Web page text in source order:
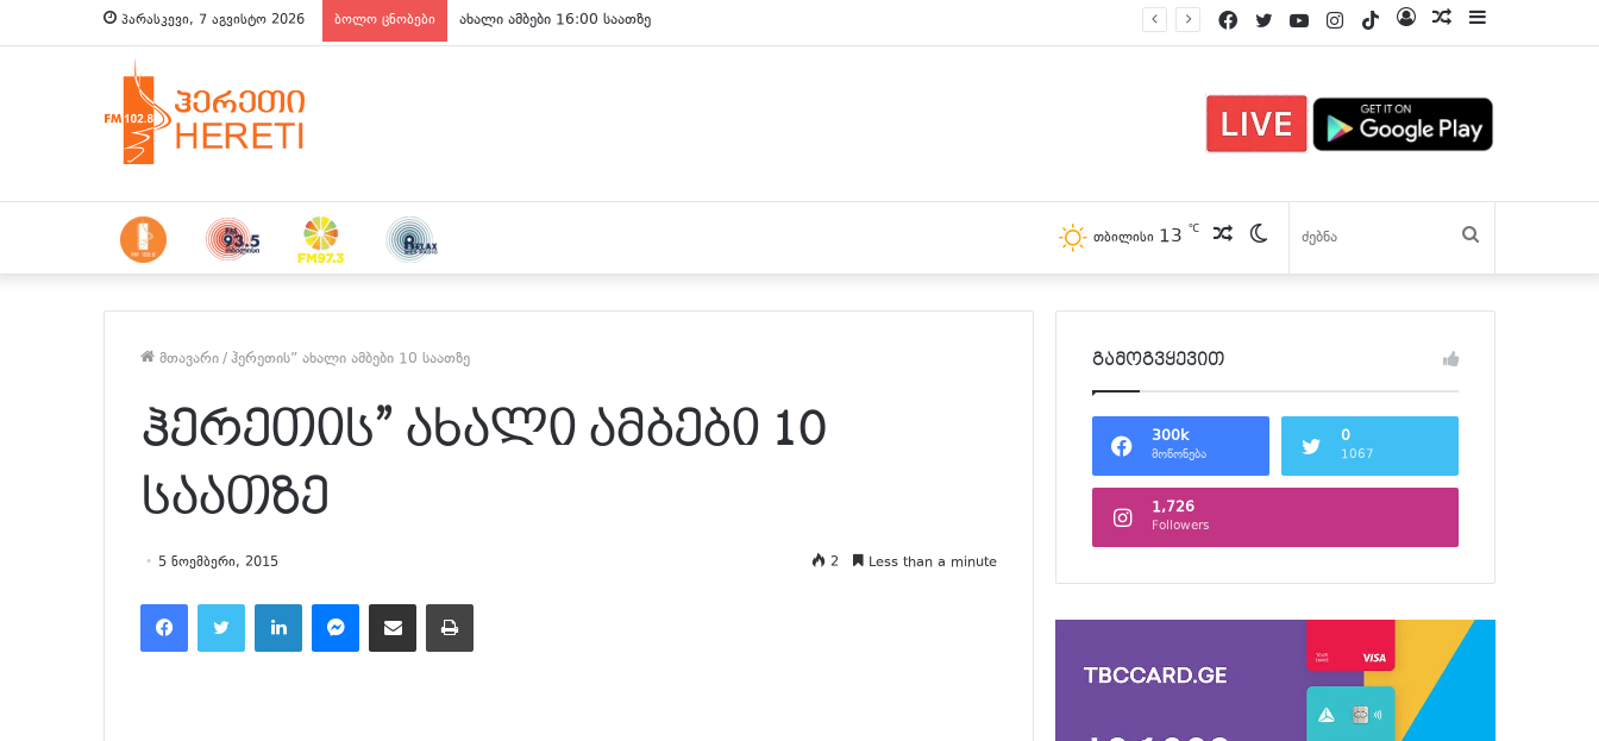
პარასკევი, 7 აგვისტო 2026 ბოლო ცნობები ახალი ამბები 16:00 საათზე პოსტები
Log
TikTok
Instagram
YouTube
Twitter
Facebook
Switch
skin
პოსტები
თბილისი 13 ℃
მთავარი/ჰერეთის” ახალი ამბები 10 საათზე
ჰერეთის” ახალი ამბები 10
საათზე
5 ნოემბერი, 2015 2 Less than a minute
გამოგვყევით
300k
მოწონება
0
1067
1,726
Followers